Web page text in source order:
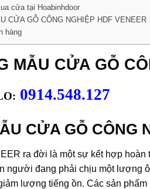
cửa tại Hoabinhdoor
CỬA GỖ CÔNG NGHIỆP HDF VENEER
hàng
MẪU CỬA GỖ
0914.548.127
CỬA GỖ CÔNG
ra đời là một sự kết hợp
người đang phải chịu một lượng
lượng tiếng ồn. Các sản